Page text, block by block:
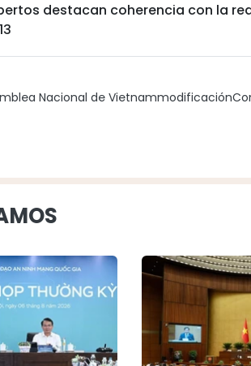
destacan coherencia con la
Nacional de Vietnammodificación